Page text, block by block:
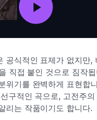
공식적인 표제가 없지만,
직접 붙인 것으로 짐작
위기를 완벽하게 표현합
구적인 곡으로, 고전주
리는 작품이기도 합니다.